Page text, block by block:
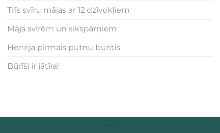
Trīs svīru mājas ar 12 dzīvokļiem
Māja svīrēm un sikspārņiem
Henrija pirmais putnu būrītis
Būrīši ir jātīra!